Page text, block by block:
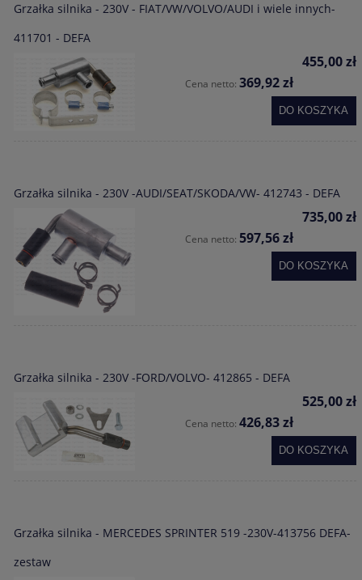
Grzałka silnika - 230V - FIAT/VW/VOLVO/AUDI i wiele innych-
411701 - DEFA
455,00 zł
Cena netto: 369,92 zł
DO KOSZYKA
Grzałka silnika - 230V -AUDI/SEAT/SKODA/VW- 412743 - DEFA
735,00 zł
Cena netto: 597,56 zł
DO KOSZYKA
Grzałka silnika - 230V -FORD/VOLVO- 412865 - DEFA
525,00 zł
Cena netto: 426,83 zł
DO KOSZYKA
Grzałka silnika - MERCEDES SPRINTER 519 -230V-413756 DEFA-
zestaw